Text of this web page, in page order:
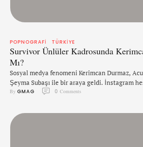
POPNOGRAFI TÜRKIYE
Survivor Ünlüler Kadrosunda
Mı?
Sosyal medya fenomeni Kerimcan Durmaz,
Şeyma Subaşı ile bir araya geldi. İnstagram
paylaşan Kerimcan Durmaz'ın fotoğrafının
Acun Ilıcalı'nın kanalında moda programı
bulundu. Hürriyet
By GMAG 0 Comments